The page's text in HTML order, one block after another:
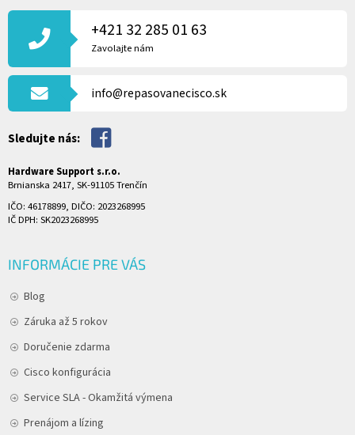
Á
T
+421 32 285 01 63
Zavolajte nám
info@repasovanecisco.sk
Sledujte nás:
Hardware Support s.r.o.
Brnianska 2417, SK-91105 Trenčín
IČO: 46178899, DIČO: 2023268995
IČ DPH: SK2023268995
INFORMÁCIE PRE VÁS
Blog
Záruka až 5 rokov
Doručenie zdarma
Cisco konfigurácia
Service SLA - Okamžitá výmena
Prenájom a lízing